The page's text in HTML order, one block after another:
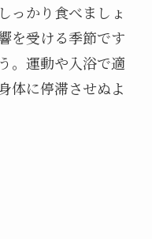
っかり食べましょ
を受ける季節です
。運動や入浴で適
体に停滞させぬよ